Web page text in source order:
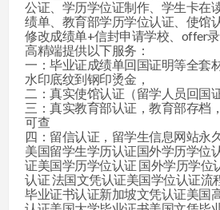
公证、学历学位证制作、学生卡在
绩单、教育部学历学位认证、使馆
修改成绩单+信封申请学校、offer
高精端提供以下服务：
一：毕业证成绩单回国证明等全套
水印底纹到钢印烫金，
二：真实使馆认证（留学人员回国
三：真实教育部认证，教育部存档
可查
四：留信认证，留学生信息网站永
美国留学生学历认证国外学历学位
证美国学历学位认证 国外学历学位
认证 法国文凭认证美国学位认证流
毕业证书认证新加坡文凭认证美国